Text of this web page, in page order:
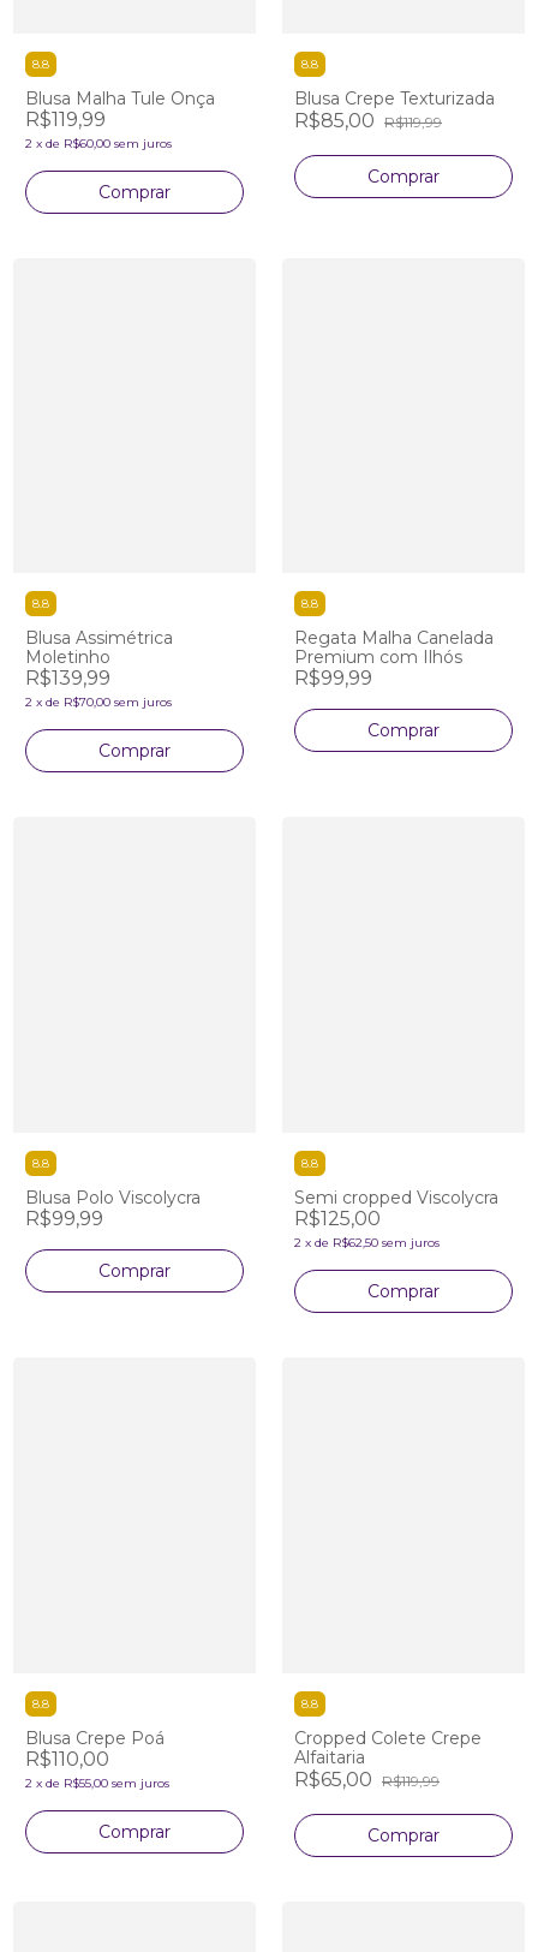
8.8
Blusa Malha Tule Onça
R$119,99
2 x de R$60,00 sem juros
Comprar
8.8
Blusa Crepe Texturizada
R$85,00 R$119,99
Comprar
8.8
Blusa Assimétrica
Moletinho
R$139,99
2 x de R$70,00 sem juros
Comprar
8.8
Regata Malha Canelada
Premium com Ilhós
R$99,99
Comprar
8.8
Blusa Polo Viscolycra
R$99,99
Comprar
8.8
Semi cropped Viscolycra
R$125,00
2 x de R$62,50 sem juros
Comprar
8.8
Blusa Crepe Poá
R$110,00
2 x de R$55,00 sem juros
Comprar
8.8
Cropped Colete Crepe
Alfaitaria
R$65,00 R$119,99
Comprar